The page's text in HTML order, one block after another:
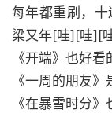
每年都重刷，
梁又年[哇][哇][
《开端》也好看
《一周的朋友
《在暴雪时分